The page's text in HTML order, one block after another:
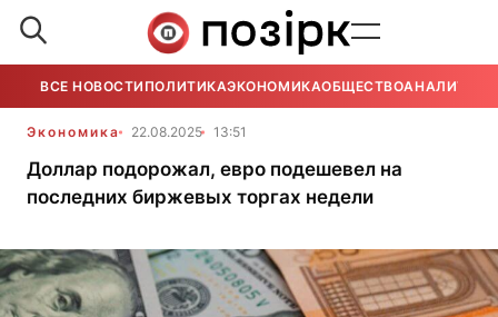
ВСЕ НОВОСТИ ПОЛИТИКАЭКОНОМИКАОБЩЕСТВОАНАЛИТИКА
Экономика 22.08.2025 13:51
Доллар подорожал, евро подешевел на
последних биржевых торгах недели